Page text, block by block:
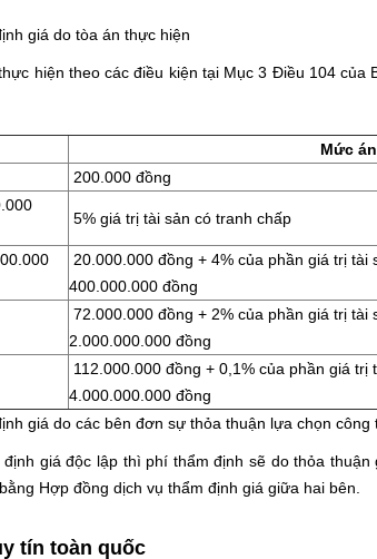
giá do tòa án thực hiện
hiện theo các điều kiện tại Mục 3 Điều 104 của
Mức
200.000 đồng
5% giá trị tài sản có tranh chấp
20.000.000 đồng + 4% của phần giá trị
400.000.000 đồng
72.000.000 đồng + 2% của phần giá trị
2.000.000.000 đồng
112.000.000 đồng + 0,1% của phần giá
4.000.000.000 đồng
giá do các bên đơn sự thỏa thuận lựa chọn công
giá độc lập thì phí thẩm định sẽ do thỏa
Hợp đồng dịch vụ thẩm định giá giữa hai bên.
tín toàn quốc